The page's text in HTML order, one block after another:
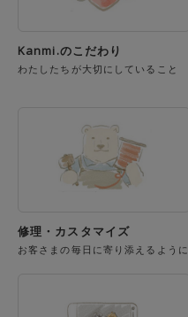
Kanmi.のこだわり
わたしたちが大切にしていること
修理・カスタマイズ
お客さまの毎日に寄り添えるように